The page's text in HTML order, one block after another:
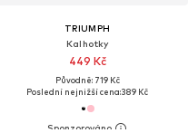
TRIUMPH
Kalhotky
449 Kč
Původně: 719 Kč
Poslední nejnižší cena:389 Kč